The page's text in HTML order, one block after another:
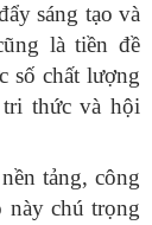
sáng tạo và
là tiền đề
số chất lượng
tri thức và hội
tảng, công
này chú trọng